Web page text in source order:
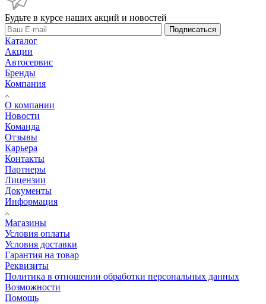
Будьте в курсе наших акций и новостей
Подписаться
Каталог
Акции
Автосервис
Бренды
Компания
О компании
Новости
Команда
Отзывы
Карьера
Контакты
Партнеры
Лицензии
Документы
Информация
Магазины
Условия оплаты
Условия доставки
Гарантия на товар
Реквизиты
Политика в отношении обработки персональных данных
Возможности
Помощь